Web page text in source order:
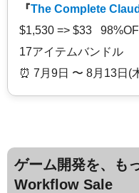
『The Complete
$1,530 => $33
17アイテムバンドル
⏰️ 7月9日 〜 8月13日(
ゲーム開発を、も
Workflow Sale